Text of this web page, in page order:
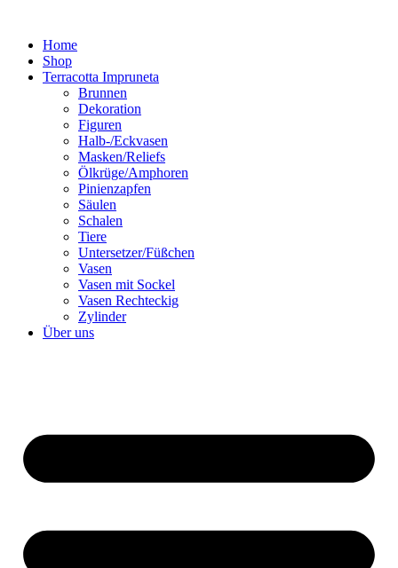
springenHome
Shop
Terracotta Impruneta
Brunnen
Dekoration
Figuren
Halb-/Eckvasen
Masken/Reliefs
Ölkrüge/Amphoren
Pinienzapfen
Säulen
Schalen
Tiere
Untersetzer/Füßchen
Vasen
Vasen mit Sockel
Vasen Rechteckig
Zylinder
Über uns